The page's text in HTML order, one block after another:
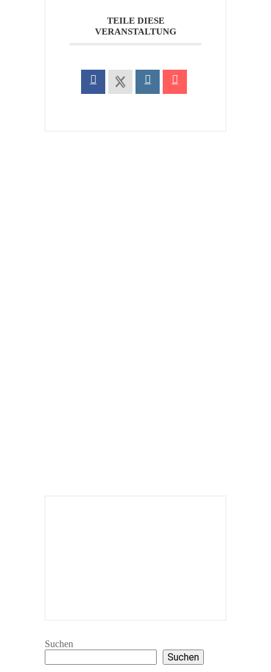
TEILE DIESE
VERANSTALTUNG
Suchen
Suchen